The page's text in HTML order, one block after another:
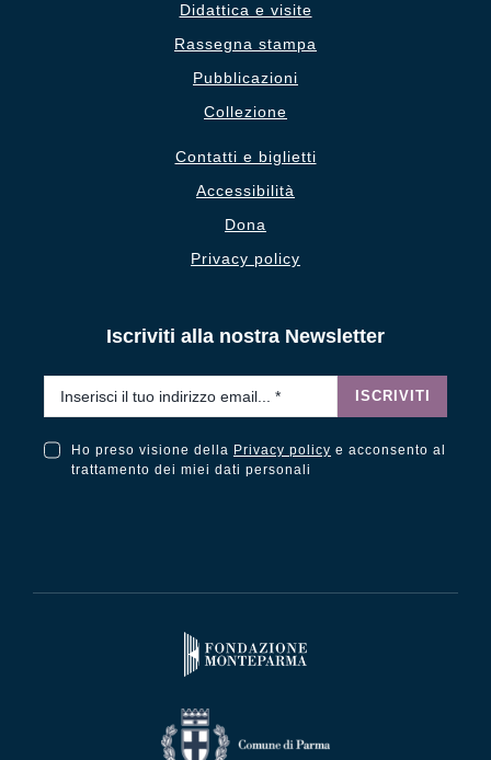
Didattica e visite
Rassegna stampa
Pubblicazioni
Collezione
Contatti e biglietti
Accessibilità
Dona
Privacy policy
Iscriviti alla nostra Newsletter
ISCRIVITI
Ho preso visione della Privacy policy e acconsento al
trattamento dei miei dati personali